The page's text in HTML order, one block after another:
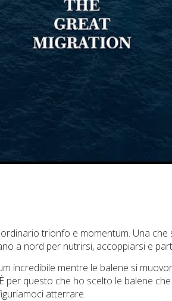
trionfo e momentum. Una
a nord per nutrirsi, accoppiarsi e
incredibile mentre le balene si
per questo che ho scelto le balene
atterrare.